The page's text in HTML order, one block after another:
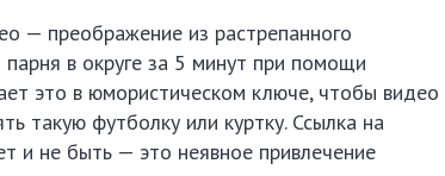
— преображение из растрепанного
парня в округе за 5 минут при помощи
это в юмористическом ключе, чтобы видео
такую футболку или куртку. Ссылка на
и не быть — это неявное привлечение